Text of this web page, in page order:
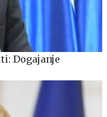
Dogajanje